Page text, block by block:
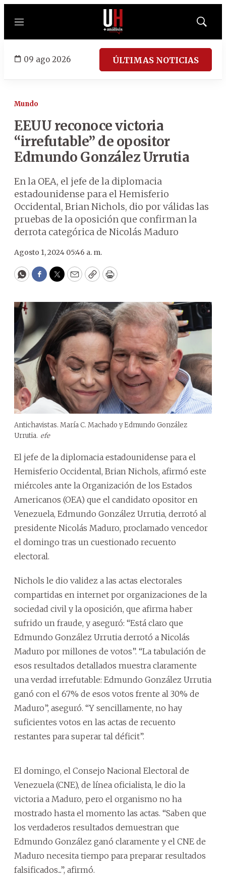
Menú
Mostrar
09 ago 2026 ÚLTIMAS NOTICIAS
Mundo
EEUU reconoce victoria
“irrefutable” de opositor
Edmundo González Urrutia
En la OEA, el jefe de la diplomacia
estadounidense para el Hemisferio
Occidental, Brian Nichols, dio por válidas las
pruebas de la oposición que confirman la
derrota categórica de Nicolás Maduro
Agosto 1, 2024 05:46 a. m.
WhatsApp
Facebook
Twitter
EmailCopyPrint
Antichavistas. María C. Machado y Edmundo González
Urrutia. efe
El jefe de la diplomacia estadounidense para el
Hemisferio Occidental, Brian Nichols, afirmó este
miércoles ante la Organización de los Estados
Americanos (OEA) que el candidato opositor en
Venezuela, Edmundo González Urrutia, derrotó al
presidente Nicolás Maduro, proclamado vencedor
el domingo tras un cuestionado recuento
electoral.
Nichols le dio validez a las actas electorales
compartidas en internet por organizaciones de la
sociedad civil y la oposición, que afirma haber
sufrido un fraude, y aseguró: “Está claro que
Edmundo González Urrutia derrotó a Nicolás
Maduro por millones de votos”. “La tabulación de
esos resultados detallados muestra claramente
una verdad irrefutable: Edmundo González Urrutia
ganó con el 67% de esos votos frente al 30% de
Maduro”, aseguró. “Y sencillamente, no hay
suficientes votos en las actas de recuento
restantes para superar tal déficit”.
El domingo, el Consejo Nacional Electoral de
Venezuela (CNE), de línea oficialista, le dio la
victoria a Maduro, pero el organismo no ha
mostrado hasta el momento las actas. “Saben que
los verdaderos resultados demuestran que
Edmundo González ganó claramente y el CNE de
Maduro necesita tiempo para preparar resultados
falsificados...”, afirmó.